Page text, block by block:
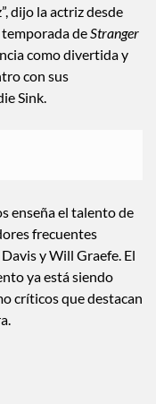
dijo la actriz desde
deStranger
como divertida y
con sus
Sink.
enseña el talento de
frecuentes
y Will Graefe. El
ya está siendo
críticos que destacan